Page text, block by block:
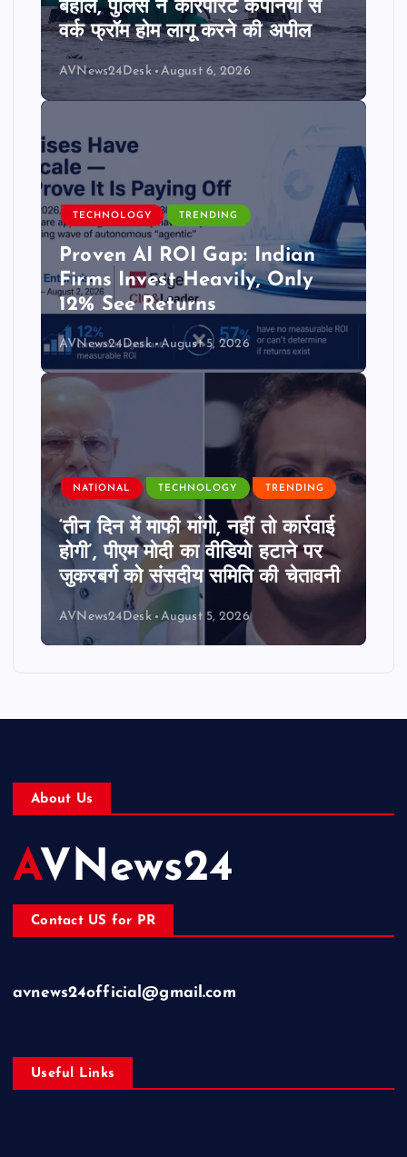
बेहाल, पुलिस ने कॉरपोरेट कंपनियों से
वर्क फ्रॉम होम लागू करने की अपील
AVNews24Desk August 6, 2026
TECHNOLOGY TRENDING
Proven AI ROI Gap: Indian
Firms Invest Heavily, Only
12% See Returns
AVNews24Desk August 5, 2026
NATIONAL TECHNOLOGY TRENDING
‘तीन दिन में माफी मांगो, नहीं तो कार्रवाई
होगी’, पीएम मोदी का वीडियो हटाने पर
जुकरबर्ग को संसदीय समिति की चेतावनी
AVNews24Desk August 5, 2026
About Us
AVNews24
Contact US for PR
avnews24official@gmail.com
Useful Links